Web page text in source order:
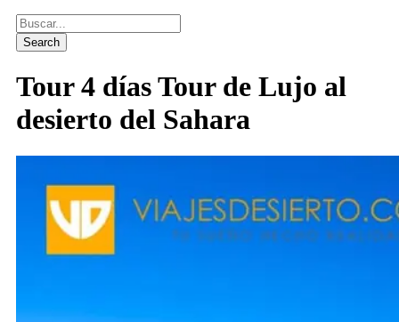
Tour 4 días Tour de Lujo al
desierto del Sahara